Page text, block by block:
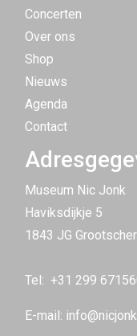
Concerten
Over ons
Shop
Nieuws
Agenda
Contact
Museum Nic Jonk
Haviksdijkje 5
1843 JG
Tel:+31 299
E-mail: